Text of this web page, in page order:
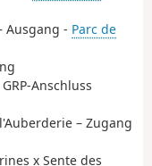
Ausgang - Parc de
Anschluss
– Zugang
x Sente des